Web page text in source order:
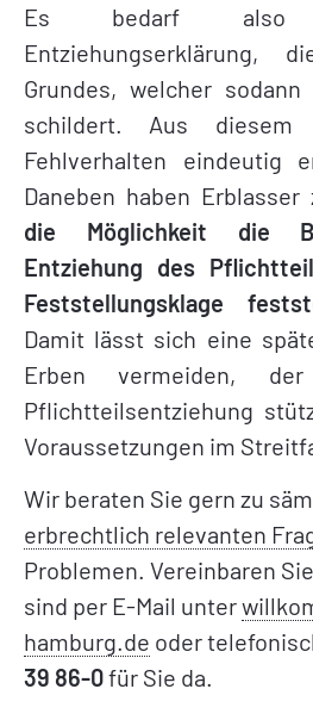
Es bedarf also
Entziehungserklärung,
Grundes, welcher
schildert. Aus
Fehlverhalten eindeutig
Daneben haben
die Möglichkeit die
Entziehung des
Feststellungsklage
Damit lässt sich eine
Erben vermeiden,
Pflichtteilsentziehung
Voraussetzungen im
Wir beraten Sie gern zu
erbrechtlich relevanten
Problemen. Vereinbaren
sind per E-Mail unter
hamburg.de oder
39 86-0für Sie da.